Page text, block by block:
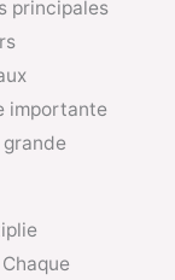
principales
importante